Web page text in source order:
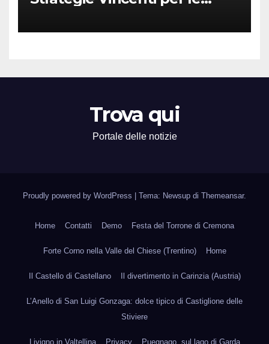
Territorio
Trova qui
Portale delle notizie
Proudly powered by WordPress Tema: Newsup di Themeansar.
Home Contatti Demo Festa del Torrone di Cremona
Forte Corno nella Valle del Chiese (Trentino) Home
Il Castello di Castellano Il divertimento in Carinzia (Austria)
L’Anello di San Luigi Gonzaga: dolce tipico di Castiglione delle
Stiviere
Livigno in Valtellina Privacy Puegnago, sul lago di Garda